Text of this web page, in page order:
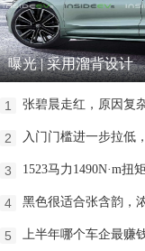
曝光 | 采用溜背设计
1 张碧晨走红，原因复
2 入门门槛进一步拉低
3 1523马力1490N·m扭
4 黑色很适合张含韵，
5 上半年哪个车企最赚